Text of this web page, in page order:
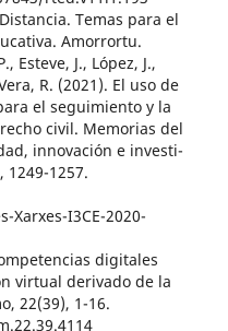
Temas para el
Amorrortu.
Esteve, J., López, J.,
R. (2021). El uso de
el seguimiento y la
civil. Memorias del
innovación e investi-
1257.
I3CE-2020-
digitales
virtual derivado de la
22(39), 1-16.